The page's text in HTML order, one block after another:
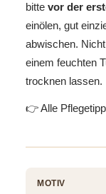
bitte vor der
einölen, gut
abwischen.
einem feuchten
trocknen lassen.
👉 Alle
MOTIV